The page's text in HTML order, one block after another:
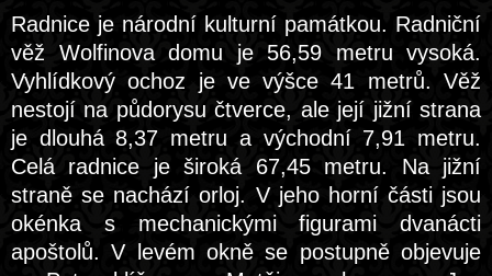
Radnice je národní kulturní památkou. Radniční
věž Wolfinova domu je 56,59 metru vysoká.
Vyhlídkový ochoz je ve výšce 41 metrů. Věž
nestojí na půdorysu čtverce, ale její jižní strana
je dlouhá 8,37 metru a východní 7,91 metru.
Celá radnice je široká 67,45 metru. Na jižní
straně se nachází orloj. V jeho horní části jsou
okénka s mechanickými figurami dvanácti
apoštolů. V levém okně se postupně objevuje